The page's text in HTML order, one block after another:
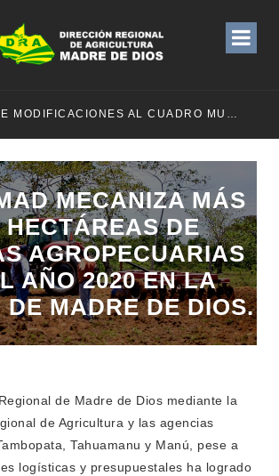
APROBACION DE MODIFICACIONES AL CUADRO MULTIANUAL DE NECESIDADESDE DE LA DIRECCION REGIONAL DE DESARROLLO AGROPECUARIO Y RIEGO MES DE MAYO
MECANIZA MÁS
HECTÁREAS DE
AGROPECUARIAS
AÑO 2020 EN LA
DE MADRE DE DIOS.
de Madre de Dios mediante la
de Agricultura y las agencias
Tahuamanu y Manú, pese a
logísticas y presupuestales ha logrado